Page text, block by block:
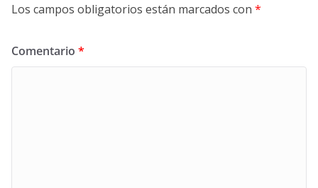
Los campos obligatorios están marcados con *
Comentario *